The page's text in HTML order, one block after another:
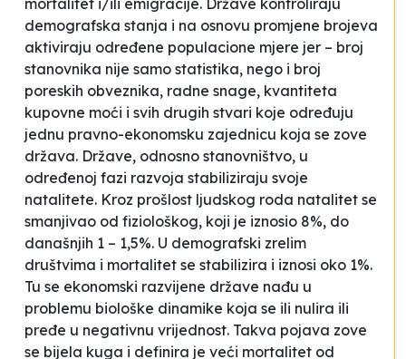
mortalitet i/ili emigracije. Države kontroliraju
demografska stanja i na osnovu promjene brojeva
aktiviraju određene populacione mjere jer – broj
stanovnika nije samo statistika, nego i broj
poreskih obveznika, radne snage, kvantiteta
kupovne moći i svih drugih stvari koje određuju
jednu pravno-ekonomsku zajednicu koja se zove
država. Države, odnosno stanovništvo, u
određenoj fazi razvoja stabiliziraju svoje
natalitete. Kroz prošlost ljudskog roda natalitet se
smanjivao od fiziološkog, koji je iznosio 8%, do
današnjih 1 – 1,5%. U demografski zrelim
društvima i mortalitet se stabilizira i iznosi oko 1%.
Tu se ekonomski razvijene države nađu u
problemu biološke dinamike koja se ili nulira ili
pređe u negativnu vrijednost. Takva pojava zove
se bijela kuga i definira je veći mortalitet od